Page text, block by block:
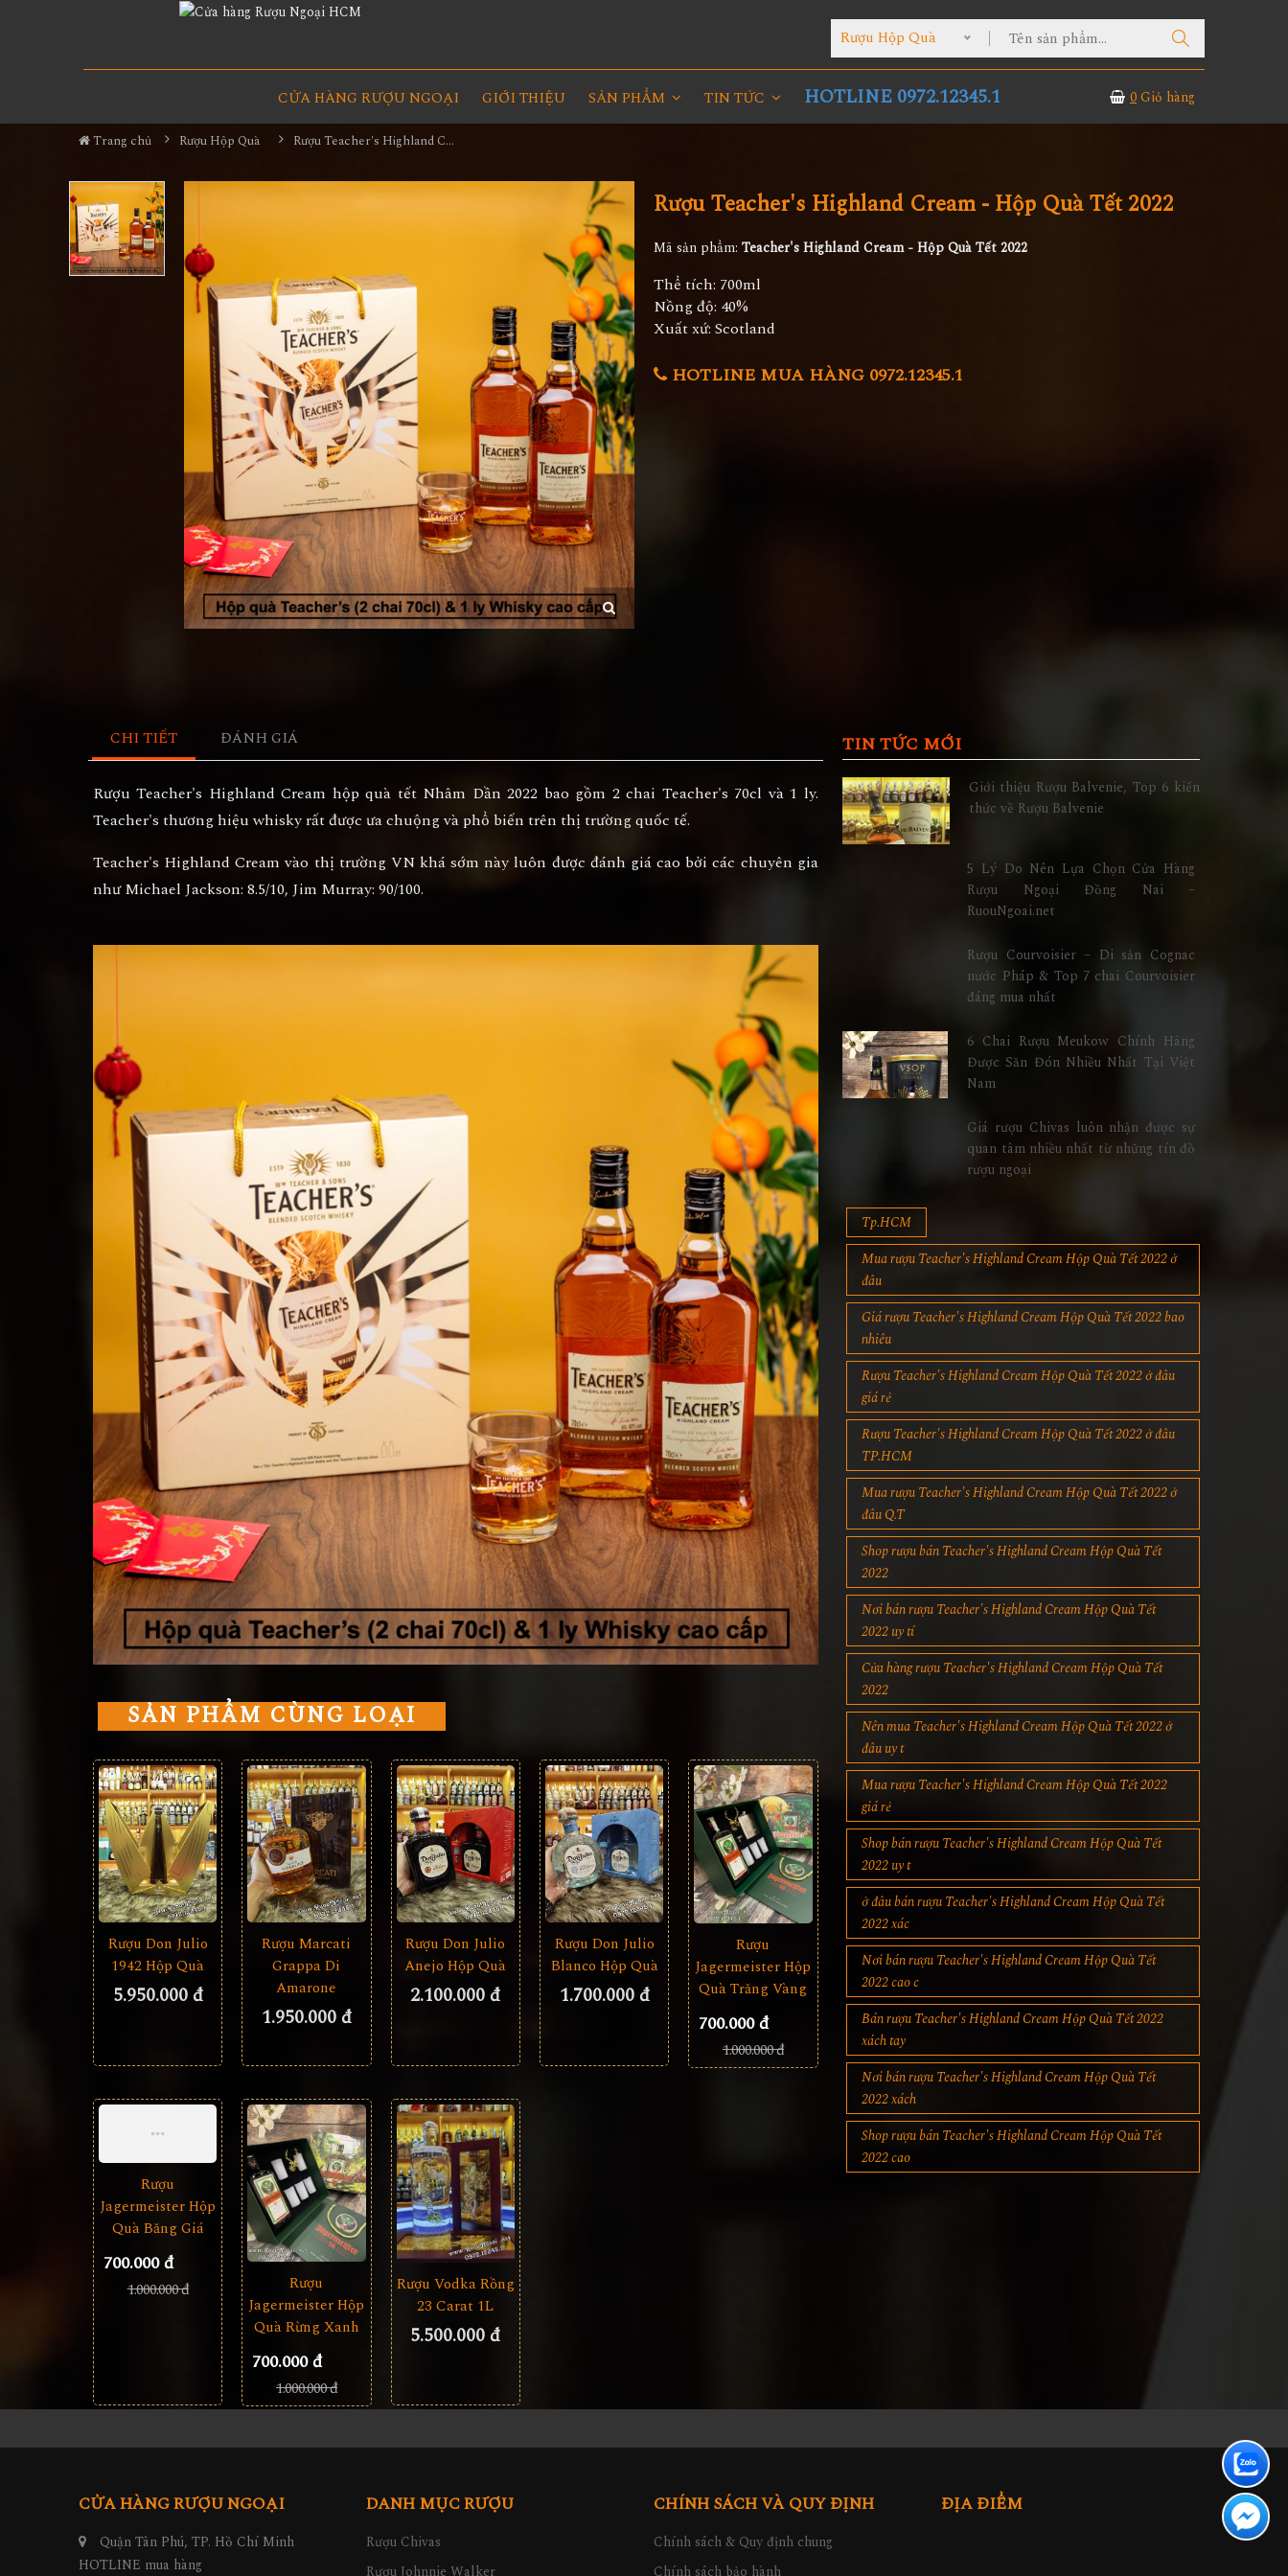
Rượu Hộp Quà
CỬA HÀNG RƯỢU NGOẠI GIỚI THIỆU SẢN PHẨM TIN TỨC HOTLINE 0972.12345.1 0Giỏ hàng
Trang chủ Rượu Hộp Quà Rượu Teacher's Highland Cream - Hộp Quà Tết 2022
Rượu Teacher's Highland Cream - Hộp Quà Tết 2022
Mã sản phẩm: Teacher's Highland Cream - Hộp Quà Tết 2022
Thể tích: 700ml
Nồng độ: 40%
Xuất xứ: Scotland
HOTLINE MUA HÀNG 0972.12345.1
CHI TIẾT ĐÁNH GIÁ
Rượu Teacher's Highland Cream hộp quà tết Nhâm Dần 2022 bao gồm 2 chai Teacher's 70cl và 1 ly.
Teacher's thương hiệu whisky rất được ưa chuộng và phổ biến trên thị trường quốc tế.
Teacher's Highland Cream vào thị trường VN khá sớm này luôn được đánh giá cao bởi các chuyên gia
như Michael Jackson: 8.5/10, Jim Murray: 90/100.
SẢN PHẨM CÙNG LOẠI
Rượu Don Julio
1942 Hộp Quà
5.950.000 đ
Rượu Marcati
Grappa Di
Amarone
1.950.000 đ
Rượu Don Julio
Anejo Hộp Quà
2.100.000 đ
Rượu Don Julio
Blanco Hộp Quà
1.700.000 đ
Rượu
Jagermeister Hộp
Quà Trăng Vàng
700.000 đ
1.000.000 đ
Rượu
Rượu
Jagermeister Hộp
Quà Rừng Xanh
700.000 đ
1.000.000 đ
Rượu Vodka Rồng
23 Carat 1L
5.500.000 đ
TIN TỨC MỚI
Giới thiệu Rượu Balvenie, Top 6 kiến
thức về Rượu Balvenie
5 Lý Do Nên Lựa Chọn Cửa Hàng
Rượu Ngoại Đồng Nai –
RuouNgoai.net
Rượu Courvoisier – Di sản Cognac
nước Pháp & Top 7 chai Courvoisier
đáng mua nhất
6 Chai Rượu Meukow Chính Hãng
Được Săn Đón Nhiều Nhất Tại Việt
Nam
Giá rượu Chivas luôn nhận được sự
quan tâm nhiều nhất từ những tín đồ
rượu ngoại
Tp.HCM
Mua rượu Teacher's Highland Cream Hộp Quà Tết 2022 ở
đâu
Giá rượu Teacher's Highland Cream Hộp Quà Tết 2022 bao
nhiêu
Rượu Teacher's Highland Cream Hộp Quà Tết 2022 ở đâu
giá rẻ
Rượu Teacher's Highland Cream Hộp Quà Tết 2022 ở đâu
TP.HCM
Mua rượu Teacher's Highland Cream Hộp Quà Tết 2022 ở
đâu Q.T
Shop rượu bán Teacher's Highland Cream Hộp Quà Tết
2022
Nơi bán rượu Teacher's Highland Cream Hộp Quà Tết
2022 uy tí
Cửa hàng rượu Teacher's Highland Cream Hộp Quà Tết
2022
Nên mua Teacher's Highland Cream Hộp Quà Tết 2022 ở
đâu uy t
Mua rượu Teacher's Highland Cream Hộp Quà Tết 2022
giá rẻ
Shop bán rượu Teacher's Highland Cream Hộp Quà Tết
2022 uy t
ở đâu bán rượu Teacher's Highland Cream Hộp Quà Tết
2022 xác
Nơi bán rượu Teacher's Highland Cream Hộp Quà Tết
2022 cao c
Bán rượu Teacher's Highland Cream Hộp Quà Tết 2022
xách tay
Nơi bán rượu Teacher's Highland Cream Hộp Quà Tết
2022 xách
Shop rượu bán Teacher's Highland Cream Hộp Quà Tết
2022 cao
CỬA HÀNG RƯỢU NGOẠI
Quận Tân Phú, TP. Hồ Chí Minh
HOTLINE mua hàng
DANH MỤC RƯỢU
Rượu Chivas
Rượu Johnnie Walker
CHÍNH SÁCH VÀ QUY ĐỊNH
Chính sách & Quy định chung
Chính sách bảo hành
ĐỊA ĐIỂM